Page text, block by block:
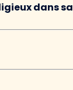
dans sa